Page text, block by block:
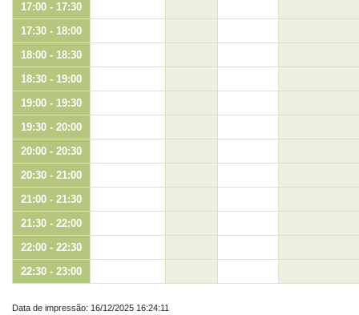
17:00 - 17:30
17:30 - 18:00
18:00 - 18:30
18:30 - 19:00
19:00 - 19:30
19:30 - 20:00
20:00 - 20:30
20:30 - 21:00
21:00 - 21:30
21:30 - 22:00
22:00 - 22:30
22:30 - 23:00
Data de impressão: 16/12/2025 16:24:11